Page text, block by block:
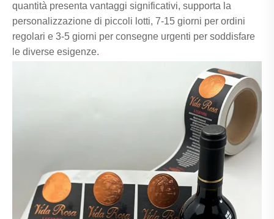
quantità presenta vantaggi significativi, supporta la
personalizzazione di piccoli lotti, 7-15 giorni per ordini
regolari e 3-5 giorni per consegne urgenti per soddisfare
le diverse esigenze.